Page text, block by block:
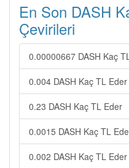
En Son DASH
Çevirileri
0.00000667 DASH Kaç
0.004 DASH Kaç TL Eder
0.23 DASH Kaç TL Eder
0.0015 DASH Kaç TL
0.002 DASH Kaç TL Eder